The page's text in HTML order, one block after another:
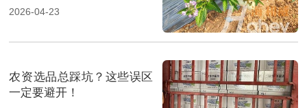
2026-04-23
农资选品总踩坑？这些误区
一定要避开！